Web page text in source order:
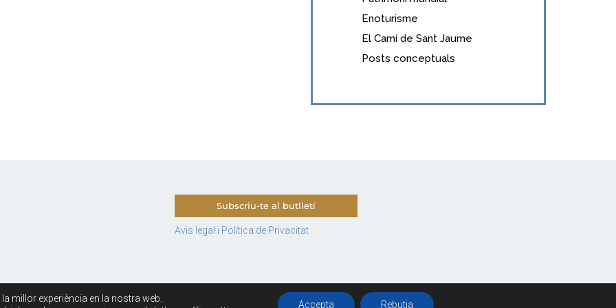
Enoturisme
El Camí de Sant Jaume
Posts conceptuals
Subscriu-te al butlletí
Avis legal i Política de Privacitat
Copyrigth © 2026 · El turista tranquil · Creada por Marta S Roca
millor experiència en la nostra web.
Accepta Rebutja